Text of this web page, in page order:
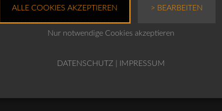
ALLE COOKIES AKZEPTIEREN > BEARBEITEN
Nur notwendige Cookies akzeptieren
DATENSCHUTZ IMPRESSUM